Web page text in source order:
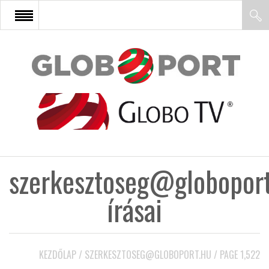
FŐOLDAL
AFRIKA
ÁZSIA
LATIN-AMERIKA
írásai
KEZDŐLAP / SZERKESZTOSEG@GLOBOPORT.HU / PAGE 1,522